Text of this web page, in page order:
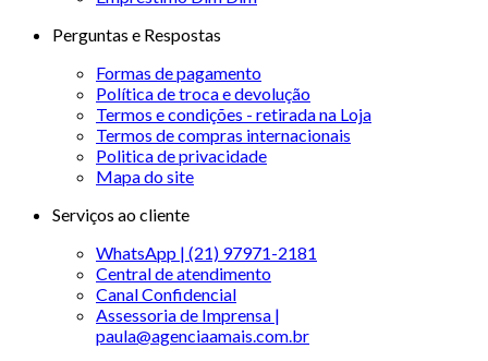
Perguntas e Respostas
Formas de pagamento
Política de troca e devolução
Termos e condições - retirada na Loja
Termos de compras internacionais
Politica de privacidade
Mapa do site
Serviços ao cliente
WhatsApp | (21) 97971-2181
Central de atendimento
Canal Confidencial
Assessoria de Imprensa |
paula@agenciaamais.com.br